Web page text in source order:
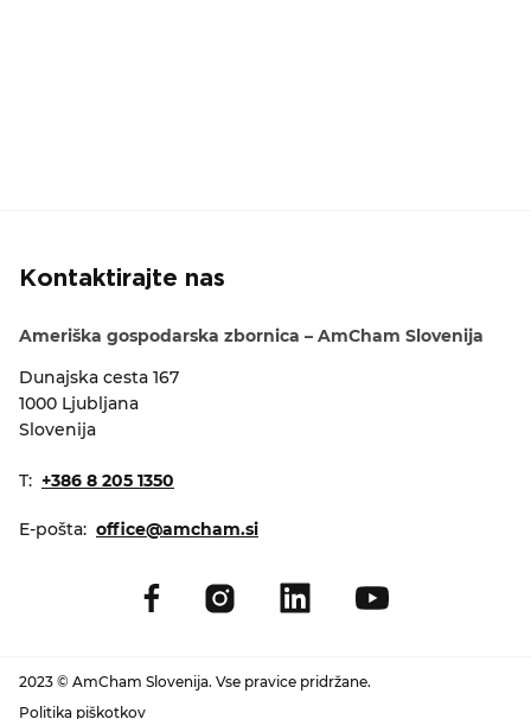
Kontaktirajte nas
Ameriška gospodarska zbornica – AmCham Slovenija
Dunajska cesta 167
1000 Ljubljana
Slovenija
T: +386 8 205 1350
E-pošta: office@amcham.si
2023 © AmCham Slovenija. Vse pravice pridržane.
Politika piškotkov